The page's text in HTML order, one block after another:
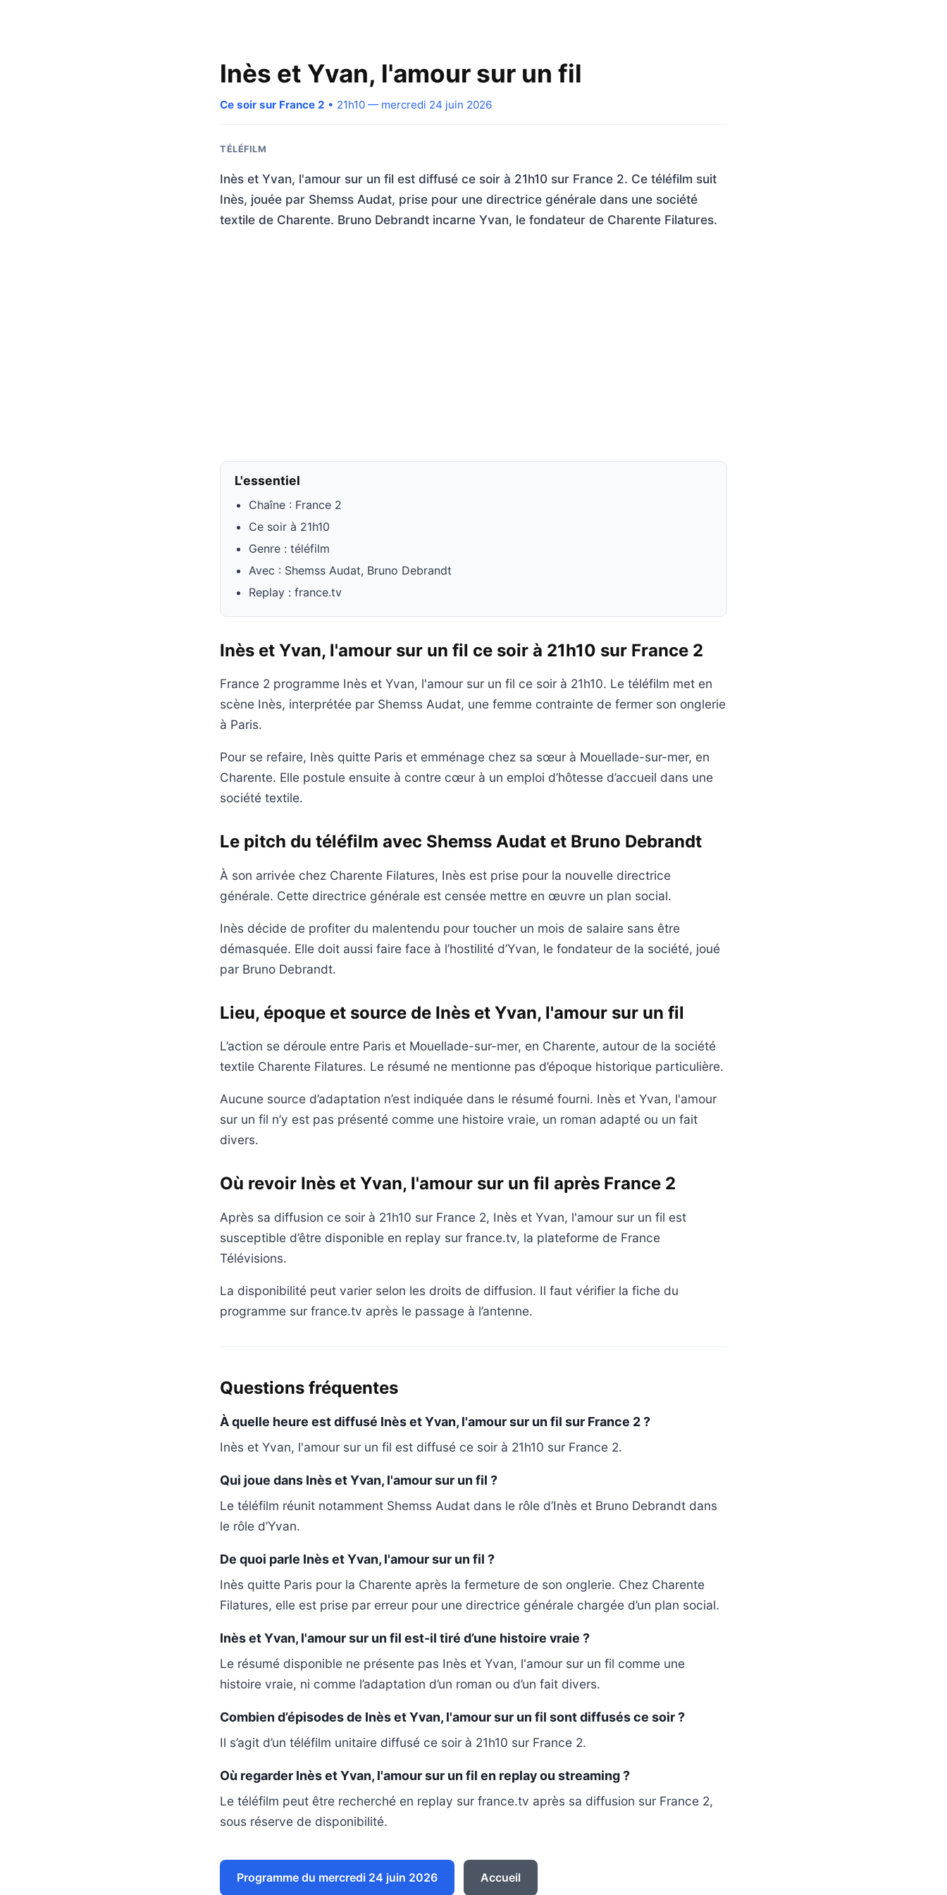
Inès et Yvan, l'amour sur un fil
Ce soir sur France 2 • 21h10 — mercredi 24 juin 2026
TÉLÉFILM
Inès et Yvan, l'amour sur un fil est diffusé ce soir à 21h10 sur France 2. Ce téléfilm suit
Inès, jouée par Shemss Audat, prise pour une directrice générale dans une société
textile de Charente. Bruno Debrandt incarne Yvan, le fondateur de Charente Filatures.
L'essentiel
Chaîne : France 2
Ce soir à 21h10
Genre : téléfilm
Avec : Shemss Audat, Bruno Debrandt
Replay : france.tv
Inès et Yvan, l'amour sur un fil ce soir à 21h10 sur France 2
France 2 programme Inès et Yvan, l'amour sur un fil ce soir à 21h10. Le téléfilm met en
scène Inès, interprétée par Shemss Audat, une femme contrainte de fermer son onglerie
à Paris.
Pour se refaire, Inès quitte Paris et emménage chez sa sœur à Mouellade-sur-mer, en
Charente. Elle postule ensuite à contre cœur à un emploi d’hôtesse d’accueil dans une
société textile.
Le pitch du téléfilm avec Shemss Audat et Bruno Debrandt
À son arrivée chez Charente Filatures, Inès est prise pour la nouvelle directrice
générale. Cette directrice générale est censée mettre en œuvre un plan social.
Inès décide de profiter du malentendu pour toucher un mois de salaire sans être
démasquée. Elle doit aussi faire face à l’hostilité d’Yvan, le fondateur de la société, joué
par Bruno Debrandt.
Lieu, époque et source de Inès et Yvan, l'amour sur un fil
L’action se déroule entre Paris et Mouellade-sur-mer, en Charente, autour de la société
textile Charente Filatures. Le résumé ne mentionne pas d’époque historique particulière.
Aucune source d’adaptation n’est indiquée dans le résumé fourni. Inès et Yvan, l'amour
sur un fil n’y est pas présenté comme une histoire vraie, un roman adapté ou un fait
divers.
Où revoir Inès et Yvan, l'amour sur un fil après France 2
Après sa diffusion ce soir à 21h10 sur France 2, Inès et Yvan, l'amour sur un fil est
susceptible d’être disponible en replay sur france.tv, la plateforme de France
Télévisions.
La disponibilité peut varier selon les droits de diffusion. Il faut vérifier la fiche du
programme sur france.tv après le passage à l’antenne.
Questions fréquentes
À quelle heure est diffusé Inès et Yvan, l'amour sur un fil sur France 2 ?
Inès et Yvan, l'amour sur un fil est diffusé ce soir à 21h10 sur France 2.
Qui joue dans Inès et Yvan, l'amour sur un fil ?
Le téléfilm réunit notamment Shemss Audat dans le rôle d’Inès et Bruno Debrandt dans
le rôle d’Yvan.
De quoi parle Inès et Yvan, l'amour sur un fil ?
Inès quitte Paris pour la Charente après la fermeture de son onglerie. Chez Charente
Filatures, elle est prise par erreur pour une directrice générale chargée d’un plan social.
Inès et Yvan, l'amour sur un fil est-il tiré d’une histoire vraie ?
Le résumé disponible ne présente pas Inès et Yvan, l'amour sur un fil comme une
histoire vraie, ni comme l’adaptation d’un roman ou d’un fait divers.
Combien d’épisodes de Inès et Yvan, l'amour sur un fil sont diffusés ce soir ?
Il s’agit d’un téléfilm unitaire diffusé ce soir à 21h10 sur France 2.
Où regarder Inès et Yvan, l'amour sur un fil en replay ou streaming ?
Le téléfilm peut être recherché en replay sur france.tv après sa diffusion sur France 2,
sous réserve de disponibilité.
Programme du mercredi 24 juin 2026 Accueil